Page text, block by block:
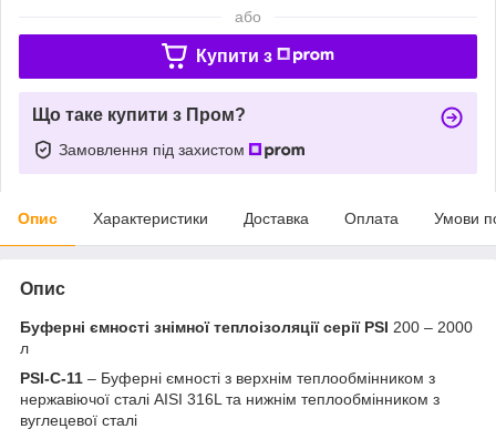
або
Купити з
Що таке купити з Пром?
Замовлення під захистом
Опис Характеристики Доставка Оплата Умови
Опис
Буферні ємності знімної теплоізоляціїсерії PSI 200 – 2000
л
PSI-C-11 – Буферні ємності з верхнім теплообмінником з
нержавіючої сталі AISI 316L та нижнім теплообмінником з
вуглецевої сталі